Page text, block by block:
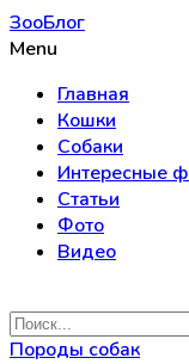
ЗооБлог
Menu
Главная
Кошки
Собаки
Интересные
Статьи
Фото
Видео
Породы собак